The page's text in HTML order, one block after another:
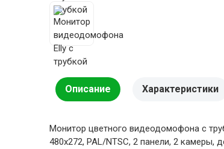
Описание Характеристики
Монитор цветного видеодомофона с
480x272, PAL/NTSC, 2 панели, 2 камеры,